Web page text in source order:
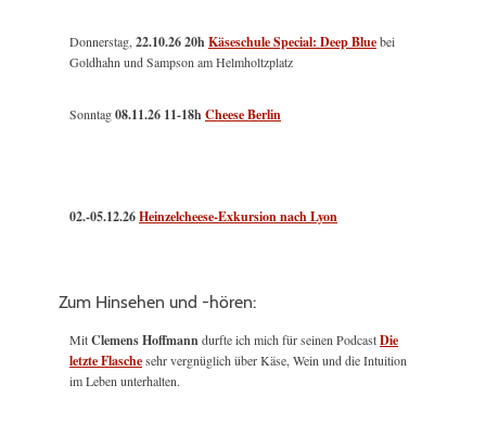
Donnerstag,22.10.26 20hKäseschule Special: Deep Bluebei
Goldhahn und Sampson am Helmholtzplatz
Sonntag08.11.26 11-18hCheese Berlin
02.-05.12.26Heinzelcheese-Exkursion nach Lyon
Zum Hinsehen und -hören:
MitClemens Hoffmanndurfte ich mich für seinen PodcastDie
letzte Flaschesehr vergnüglich über Käse, Wein und die Intuition
im Leben unterhalten.